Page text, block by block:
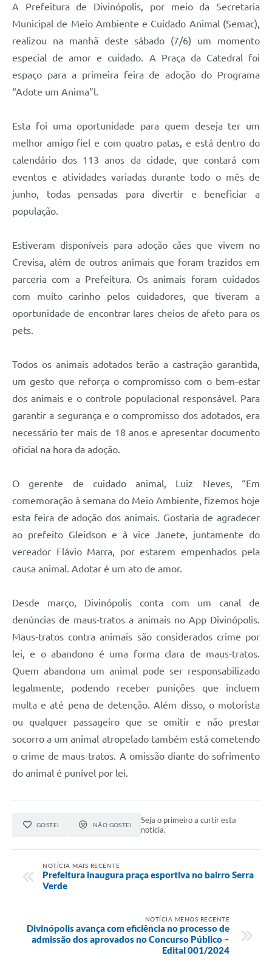
A Prefeitura de Divinópolis, por meio da Secretaria
Municipal de Meio Ambiente e Cuidado Animal (Semac),
realizou na manhã deste sábado (7/6) um momento
especial de amor e cuidado. A Praça da Catedral foi
espaço para a primeira feira de adoção do Programa
“Adote um Anima”l.
Esta foi uma oportunidade para quem deseja ter um
melhor amigo fiel e com quatro patas, e está dentro do
calendário dos 113 anos da cidade, que contará com
eventos e atividades variadas durante todo o mês de
junho, todas pensadas para divertir e beneficiar a
população.
Estiveram disponíveis para adoção cães que vivem no
Crevisa, além de outros animais que foram trazidos em
parceria com a Prefeitura. Os animais foram cuidados
com muito carinho pelos cuidadores, que tiveram a
oportunidade de encontrar lares cheios de afeto para os
pets.
Todos os animais adotados terão a castração garantida,
um gesto que reforça o compromisso com o bem-estar
dos animais e o controle populacional responsável. Para
garantir a segurança e o compromisso dos adotados, era
necessário ter mais de 18 anos e apresentar documento
oficial na hora da adoção.
O gerente de cuidado animal, Luiz Neves, “Em
comemoração à semana do Meio Ambiente, fizemos hoje
esta feira de adoção dos animais. Gostaria de agradecer
ao prefeito Gleidson e à vice Janete, juntamente do
vereador Flávio Marra, por estarem empenhados pela
causa animal. Adotar é um ato de amor.
Desde março, Divinópolis conta com um canal de
denúncias de maus-tratos a animais no App Divinópolis.
Maus-tratos contra animais são considerados crime por
lei, e o abandono é uma forma clara de maus-tratos.
Quem abandona um animal pode ser responsabilizado
legalmente, podendo receber punições que incluem
multa e até pena de detenção. Além disso, o motorista
ou qualquer passageiro que se omitir e não prestar
socorro a um animal atropelado também está cometendo
o crime de maus-tratos. A omissão diante do sofrimento
do animal é punível por lei.
GOSTEI NÃO GOSTEI
Seja o primeiro a curtir esta
notícia.
NOTÍCIA MAIS RECENTE
Prefeitura inaugura praça esportiva no bairro Serra
Verde
NOTÍCIA MENOS RECENTE
Divinópolis avança com eficiência no processo de
admissão dos aprovados no Concurso Público –
Edital 001/2024